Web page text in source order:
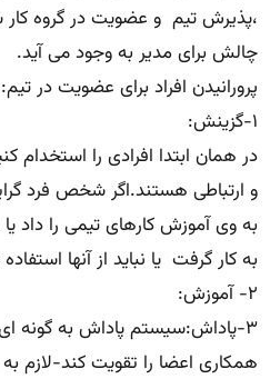
،پذیرش تیم و عضویت در گروه
چالش برای مدیر به وجود می آید.
پرورانیدن افراد برای عضویت در تیم:
۱-گزینش:
در همان ابتدا افرادی را استخدام
و ارتباطی هستند.اگر شخص فرد
به وی آموزش کارهای تیمی را داد
به کار گرفت یا نباید از آنها
۲- آموزش:
۳-پاداش:سیستم پاداش به گونه
همکاری اعضا را تقویت کند-لازم